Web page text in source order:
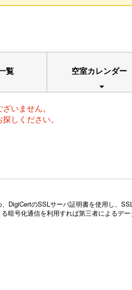
覧 空室カレンダー
いません。
しください。
DigiCertのSSLサーバ証明書を使用し、
暗号化通信を利用すれば第三者によるデ